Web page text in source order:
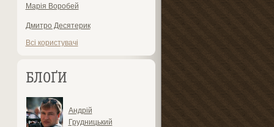
Марія Воробей
Дмитро Десятерик
Всі користувачі
БЛОҐИ
Андрій
Грудницький